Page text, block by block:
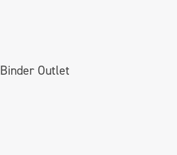
Binder Outlet